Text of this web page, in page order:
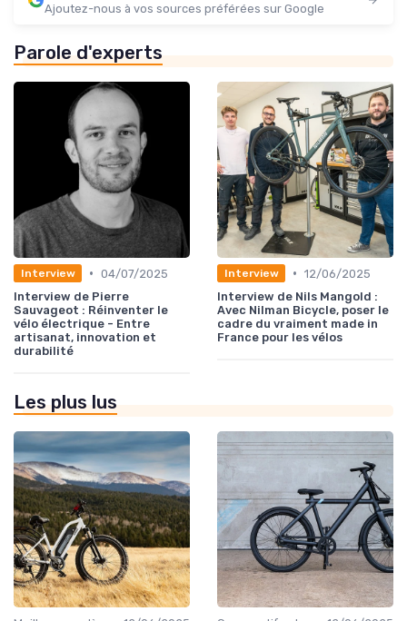
Ajoutez-nous à vos sources préférées sur Google
Parole d'experts
Interview • 04/07/2025
Interview de Pierre
Sauvageot : Réinventer le
vélo électrique - Entre
artisanat, innovation et
durabilité
Interview • 12/06/2025
Interview de Nils Mangold :
Avec Nilman Bicycle, poser le
cadre du vraiment made in
France pour les vélos
Les plus lus